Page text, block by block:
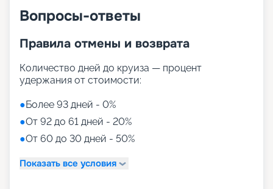
Вопросы-ответы
Правила отмены и возврата
Количество дней до круиза — процент
удержания от стоимости:
●Более 93 дней - 0%
●От 92 до 61 дней - 20%
●От 60 до 30 дней - 50%
Показать все условия